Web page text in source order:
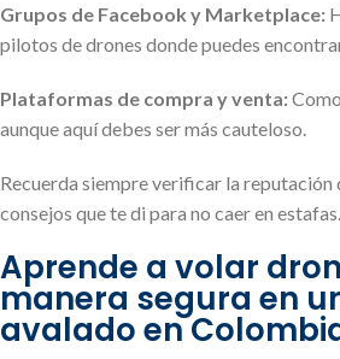
Grupos de Facebook y Marketplace:
pilotos de drones donde puedes
Plataformas de compra y venta:
aunque aquí debes ser más cauteloso.
Recuerda siempre verificar la reputación
consejos que te di para no caer en estafas.
Aprende a volar
manera segura en
avalado en